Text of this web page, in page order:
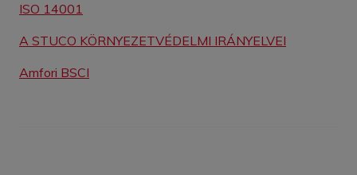
ISO 14001
A STUCO KÖRNYEZETVÉDELMI IRÁNYELVEI
Amfori BSCI